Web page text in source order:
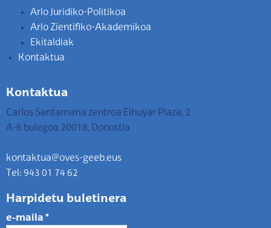
Arlo Juridiko-Politikoa
Arlo Zientifiko-Akademikoa
Ekitaldiak
Kontaktua
Kontaktua
Carlos Santamaria zentroa Elhuyar Plaza, 2
A-6 bulegoa 20018, Donostia
kontaktua@oves-geeb.eus
Tel: 943 01 74 62
Harpidetu buletinera
e-maila *